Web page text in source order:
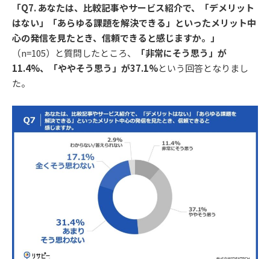
「Q7. あなたは、比較記事やサービス紹介で、「デメリット
はない」「あらゆる課題を解決できる」といったメリット中
心の発信を見たとき、信頼できると感じますか。」
（n=105）と質問したところ、
「非常にそう思う」が
11.4%、「ややそう思う」が37.1%という回答となりまし
た。